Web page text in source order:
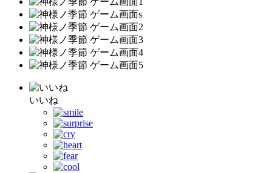
いいね